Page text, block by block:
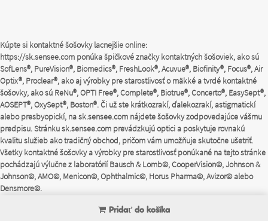
Kúpte si kontaktné šošovky lacnejšie online:
https://sk.sensee.com ponúka špičkové značky kontaktných šošoviek, ako sú
SofLens®, PureVision®, Biomedics®, FreshLook®, Acuvue®, Biofinity®, Focus®, Air
Optix®, Proclear®, ako aj výrobky pre starostlivosť o mäkké a tvrdé kontaktné
šošovky, ako sú ReNu®, OPTI Free®, Complete®, Biotrue®, Concerto®, EasySept®,
AOSEPT®, OxySept®, Boston®. Či už ste krátkozrakí, ďalekozrakí, astigmatickí
alebo presbyopickí, nask.sensee.com nájdete šošovky zodpovedajúce vášmu
predpisu. Stránkusk.sensee.com prevádzkujú optici a poskytuje rovnakú
kvalitu služieb ako tradičný obchod, pričom vám umožňuje skutočne ušetriť.
Všetky kontaktné šošovky a výrobky pre starostlivosť ponúkané na tejto stránke
pochádzajú výlučne z laboratórií Bausch & Lomb©, CooperVision©, Johnson &
Johnson©, AMO©, Menicon©, Ophthalmic©, Horus Pharma©, Avizor© alebo
Densmore©.
Pridať do košíka